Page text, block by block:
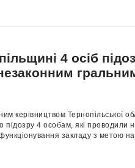
4 осіб
керівництвом Тернопільської
підозру 4 особам, які проводили
закладу з метою